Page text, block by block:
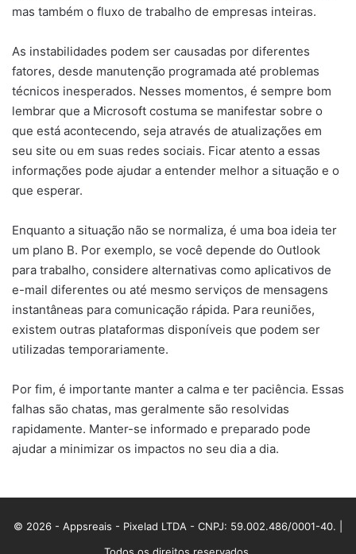
mas também o fluxo de trabalho de empresas inteiras.
As instabilidades podem ser causadas por diferentes
fatores, desde manutenção programada até problemas
técnicos inesperados. Nesses momentos, é sempre bom
lembrar que a Microsoft costuma se manifestar sobre o
que está acontecendo, seja através de atualizações em
seu site ou em suas redes sociais. Ficar atento a essas
informações pode ajudar a entender melhor a situação e o
que esperar.
Enquanto a situação não se normaliza, é uma boa ideia ter
um plano B. Por exemplo, se você depende do Outlook
para trabalho, considere alternativas como aplicativos de
e-mail diferentes ou até mesmo serviços de mensagens
instantâneas para comunicação rápida. Para reuniões,
existem outras plataformas disponíveis que podem ser
utilizadas temporariamente.
Por fim, é importante manter a calma e ter paciência. Essas
falhas são chatas, mas geralmente são resolvidas
rapidamente. Manter-se informado e preparado pode
ajudar a minimizar os impactos no seu dia a dia.
© 2026 - Appsreais - Pixelad LTDA - CNPJ: 59.002.486/0001-40. |
Todos os direitos reservados.